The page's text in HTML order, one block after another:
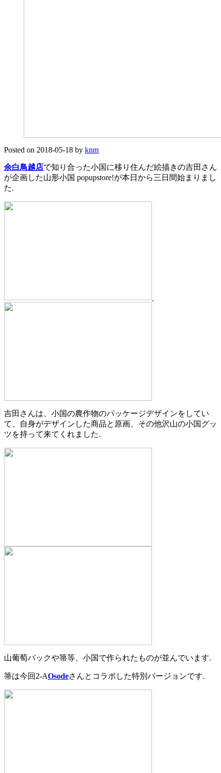
Posted on 2018-05-18 by knm
余白鳥越店で知り合った小国に移り住んだ絵描きの吉田さん
が企画した山形小国 popupstore!が本日から三日間始まりまし
た.
吉田さんは、小国の農作物のパッケージデザインをしてい
て、自身がデザインした商品と原画、その他沢山の小国グッ
ツを持って来てくれました.
山葡萄バックや箒等、小国で作られたものが並んでいます.
箒は今回2-AOsodeさんとコラボした特別バージョンです.